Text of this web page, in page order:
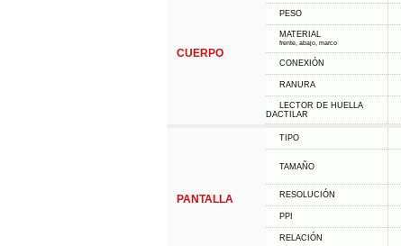
CUERPO
PESO
MATERIAL
frente, abajo, marco
CONEXIÓN
RANURA
LECTOR DE HUELLA
DACTILAR
PANTALLA
TIPO
TAMAÑO
RESOLUCIÓN
PPI
RELACIÓN